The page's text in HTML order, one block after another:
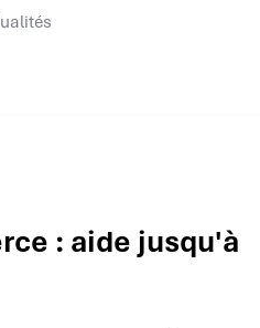
: aide jusqu'à